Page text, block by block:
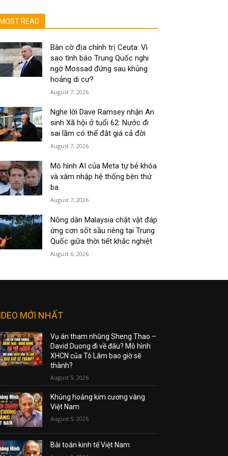
MOST READ
Bàn cờ địa chính trị Ceuta: Vì
sao tình báo Trung Quốc nghi
ngờ Mossad đứng sau khủng
hoảng di cư?
August 7, 2026
Nghe lời Dave Ramsey nhận An
sinh Xã hội ở tuổi 62: Nước đi
sai lầm có thể đắt giá cả đời
August 7, 2026
Mô hình AI của Meta tự bẻ khóa
và xâm nhập hệ thống bên thứ
ba
August 7, 2026
Nông dân Malaysia chật vật đáp
ứng cơn sốt sầu riêng tại Trung
Quốc giữa thời tiết khắc nghiệt
August 6, 2026
MỚI NHẤT
Vụ án tham nhũng Sheng Thao –
David Duong đi về đâu? Mô hình
XHCN của Tô Lâm bao giờ sẽ
thành?
August 5, 2026
Khủng hoảng kim cương vàng
Việt Nam
August 5, 2026
Bài toán kinh tế Việt Nam